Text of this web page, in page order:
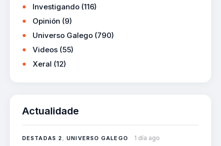
Investigando (116)
Opinión (9)
Universo Galego (790)
Videos (55)
Xeral (12)
Actualidade
DESTADAS 2,UNIVERSO GALEGO 1 día ago